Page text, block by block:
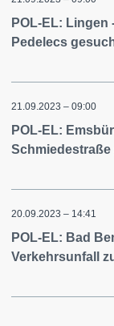
POL-EL: Lingen
Pedelecs
21.09.2023 – 09:00
POL-EL:
20.09.2023 – 14:41
POL-EL: Bad
Verkehrsunfall